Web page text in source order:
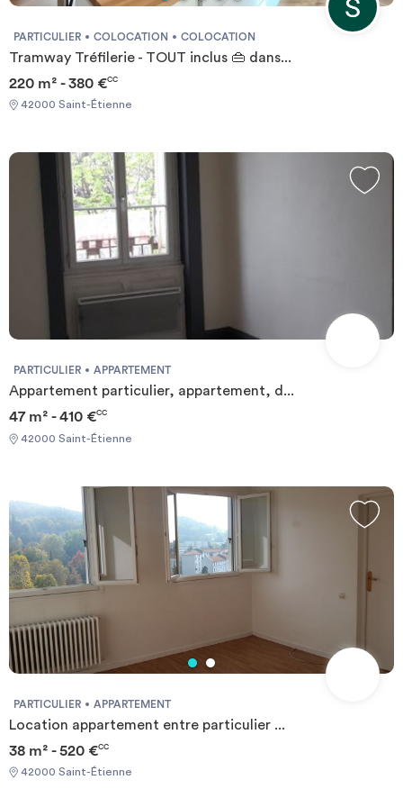
PARTICULIER COLOCATION COLOCATION
Tramway Tréfilerie - TOUT inclus 👜 dans...
220 m² - 380 €CC
42000 Saint-Étienne
PARTICULIER APPARTEMENT
Appartement particulier, appartement, d...
47 m² - 410 €CC
42000 Saint-Étienne
PARTICULIER APPARTEMENT
Location appartement entre particulier ...
38 m² - 520 €CC
42000 Saint-Étienne